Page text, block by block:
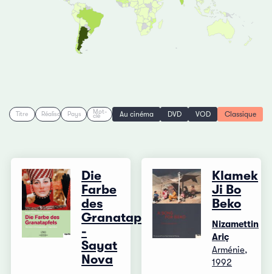
Titre RéalisationPays Mot-
clé Au cinéma DVD VOD Classique
Die
Farbe
des
Granatapfels
-
Sayat
Nova
Klamek
Ji Bo
Beko
Nizamettin
Ariç
Arménie,
1992